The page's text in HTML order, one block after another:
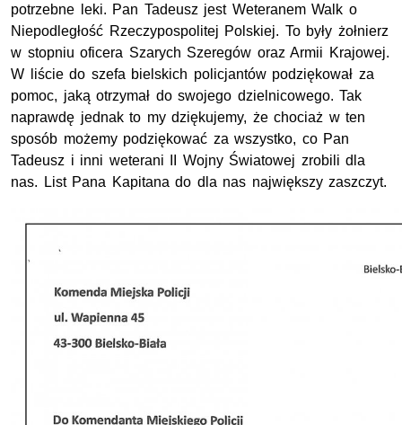
potrzebne leki. Pan Tadeusz jest Weteranem Walk o
Niepodległość Rzeczypospolitej Polskiej. To były żołnierz
w stopniu oficera Szarych Szeregów oraz Armii Krajowej.
W liście do szefa bielskich policjantów podziękował za
pomoc, jaką otrzymał do swojego dzielnicowego. Tak
naprawdę jednak to my dziękujemy, że chociaż w ten
sposób możemy podziękować za wszystko, co Pan
Tadeusz i inni weterani II Wojny Światowej zrobili dla
nas. List Pana Kapitana do dla nas największy zaszczyt.